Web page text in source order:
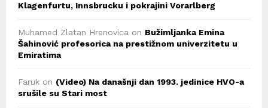
Klagenfurtu, Innsbrucku i pokrajini Vorarlberg
Muhamed Zlatan Hrenovica on Bužimljanka Emina
Šahinović profesorica na prestižnom univerzitetu u
Emiratima
Faruk on (Video) Na današnji dan 1993. jedinice HVO-a
srušile su Stari most